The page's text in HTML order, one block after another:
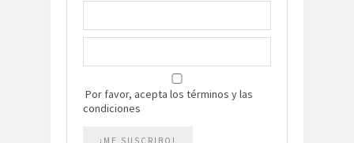
Por favor, acepta los términos y las
condiciones